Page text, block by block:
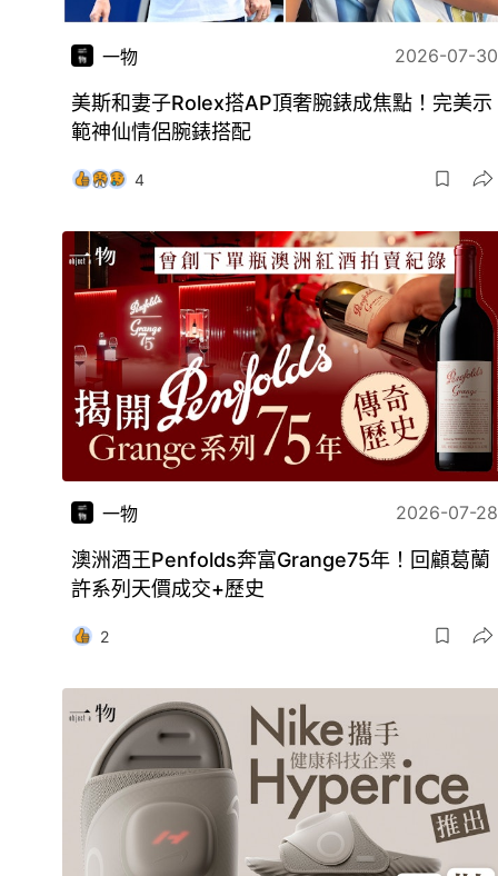
一物 2026-07-30
美斯和妻子Rolex搭AP頂奢腕錶成焦點！完美示
範神仙情侶腕錶搭配
4
一物 2026-07-28
澳洲酒王Penfolds奔富Grange75年！回顧葛蘭
許系列天價成交+歷史
2